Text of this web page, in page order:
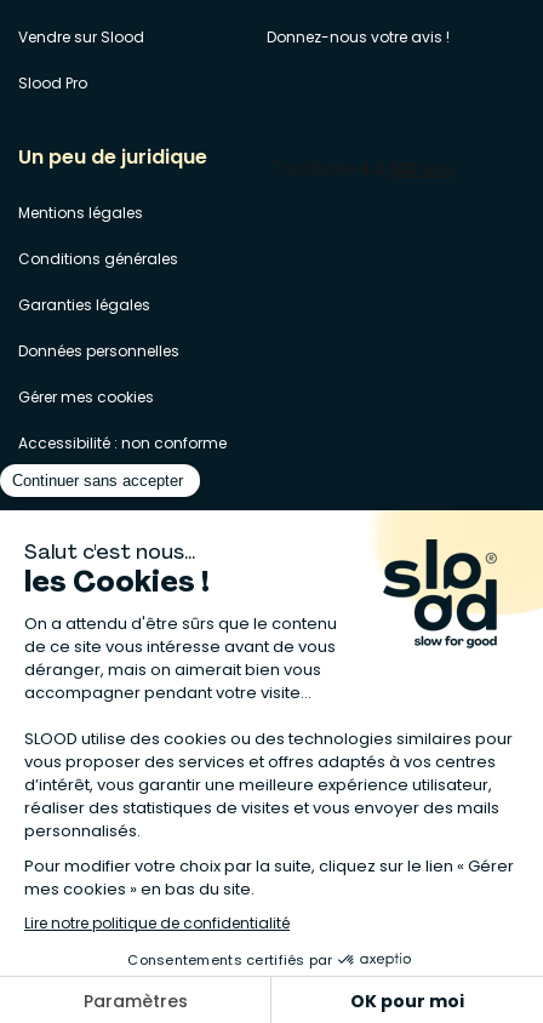
Vendre sur Slood
Slood Pro
Donnez-nous votre avis !
Un peu de juridique
Mentions légales
Conditions générales
Garanties légales
Données personnelles
Gérer mes cookies
Accessibilité : non conforme
Matelas naturels⋅Graines bio⋅ Lits bébés en bois⋅Déodorant bio⋅Sapin
en bois⋅Complement alimentaire naturel
Calendrier de l’Avent gourmand⋅Couche bio⋅Anti-nuisible⋅Poeles
Ventilateurs de plafond
dans la fiche produit. Tous les codes promos applicables sur Slood sont
**Valable sur les chambres complètes Sauthon taguées en Offre
spéciale :
voir la sélection de l'offre